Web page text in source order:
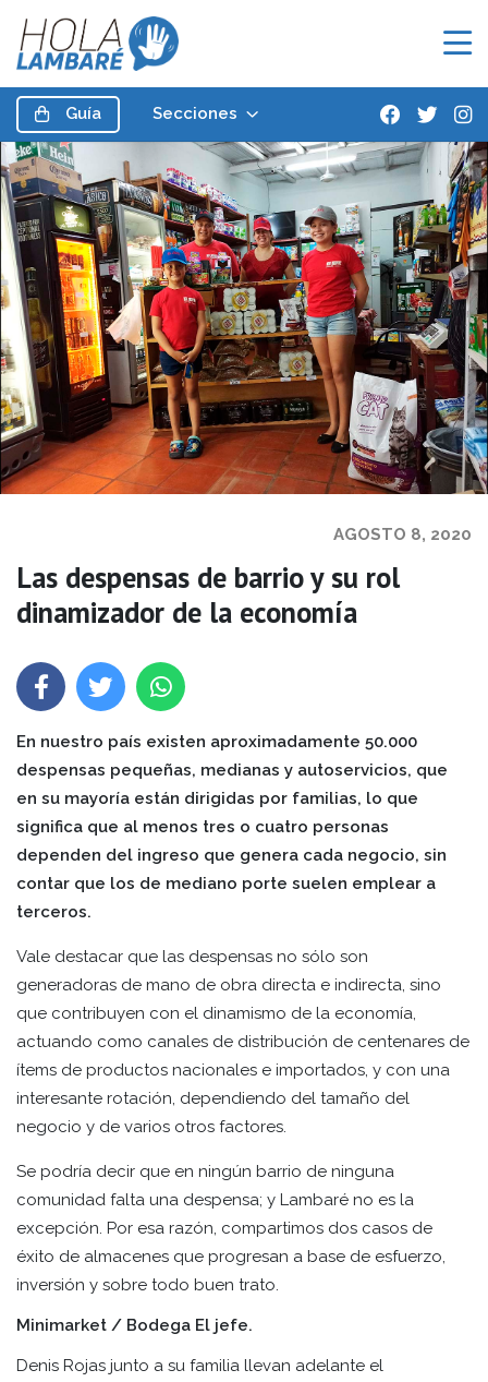
Guía Secciones
AGOSTO 8, 2020
Las despensas de barrio y su rol
dinamizador de la economía
En nuestro país existen aproximadamente 50.000
despensas pequeñas, medianas y autoservicios, que
en su mayoría están dirigidas por familias, lo que
significa que al menos tres o cuatro personas
dependen del ingreso que genera cada negocio, sin
contar que los de mediano porte suelen emplear a
terceros.
Vale destacar que las despensas no sólo son
generadoras de mano de obra directa e indirecta, sino
que contribuyen con el dinamismo de la economía,
actuando como canales de distribución de centenares de
ítems de productos nacionales e importados, y con una
interesante rotación, dependiendo del tamaño del
negocio y de varios otros factores.
Se podría decir que en ningún barrio de ninguna
comunidad falta una despensa; y Lambaré no es la
excepción. Por esa razón, compartimos dos casos de
éxito de almacenes que progresan a base de esfuerzo,
inversión y sobre todo buen trato.
Minimarket / Bodega El jefe.
Denis Rojas junto a su familia llevan adelante el